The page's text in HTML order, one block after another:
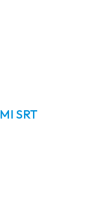
SRT